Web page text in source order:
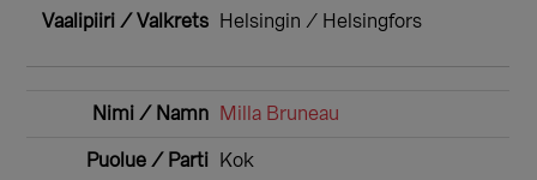
Helsingin / Helsingfors
Milla Bruneau
Kok